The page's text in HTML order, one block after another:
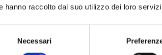
hanno raccolto dal suo utilizzo dei loro
Necessari